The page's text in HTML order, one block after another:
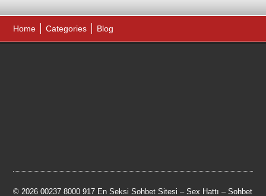
Home Categories Blog
© 2026 00237 8000 917 En Seksi Sohbet Sitesi – Sex Hattı – Sohbet